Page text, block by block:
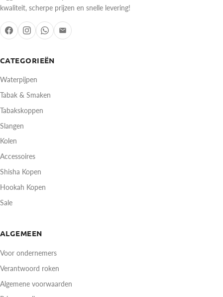
CATEGORIEËN
Waterpijpen
Tabak & Smaken
Tabakskoppen
Slangen
Kolen
Accessoires
Shisha Kopen
Hookah Kopen
Sale
ALGEMEEN
Voor ondernemers
Verantwoord roken
Algemene voorwaarden
kwaliteit, scherpe prijzen en snelle levering!